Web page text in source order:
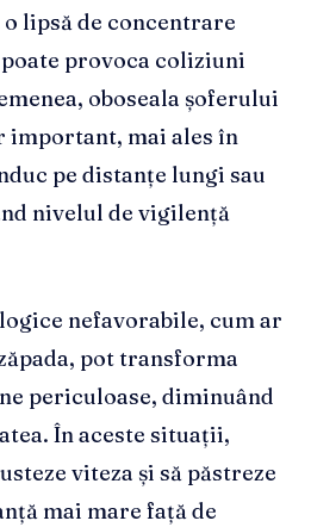
lipsă de concentrare
provoca coliziuni
oboseala șoferului
important, mai ales în
pe distanțe lungi sau
nivelul de vigilență
nefavorabile, cum ar
pot transforma
periculoase, diminuând
În aceste situații,
viteza și să păstreze
mai mare față de